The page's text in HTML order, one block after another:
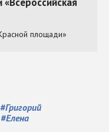
#Григорий
#Елена